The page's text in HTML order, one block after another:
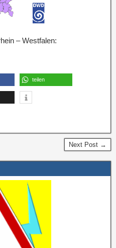
– Westfalen:
teilen
Next Post →